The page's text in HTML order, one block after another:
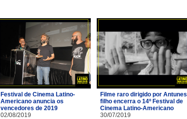
Festival de Cinema Latino-
Americano anuncia os
vencedores de 2019
02/08/2019
Filme raro dirigido por Antunes
filho encerra o 14º Festival de
Cinema Latino-Americano
30/07/2019